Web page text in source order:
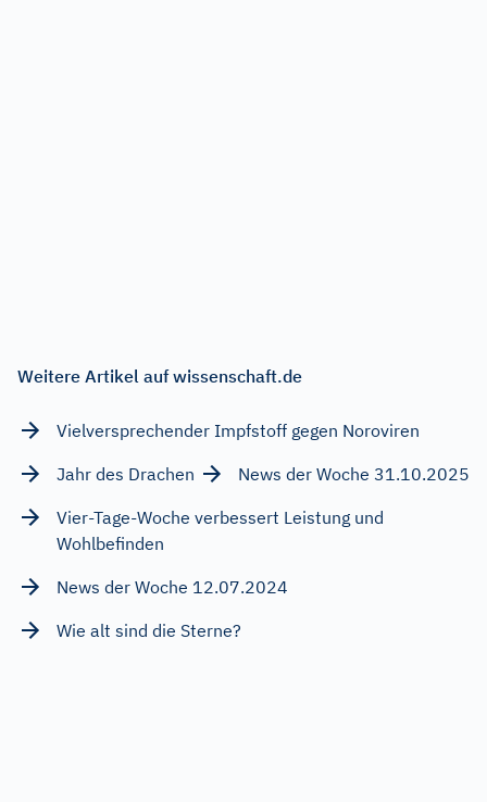
Weitere Artikel auf wissenschaft.de
Vielversprechender Impfstoff gegen Noroviren
Jahr des Drachen
News der Woche 31.10.2025
Vier-Tage-Woche verbessert Leistung und
Wohlbefinden
News der Woche 12.07.2024
Wie alt sind die Sterne?